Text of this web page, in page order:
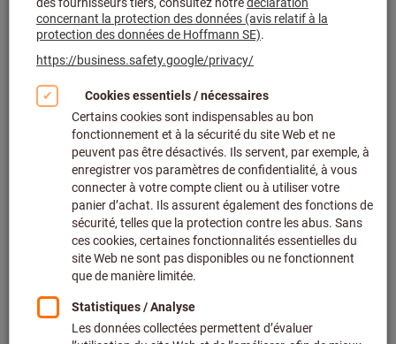
Recharge QuickFix, Type: 2
098432 2